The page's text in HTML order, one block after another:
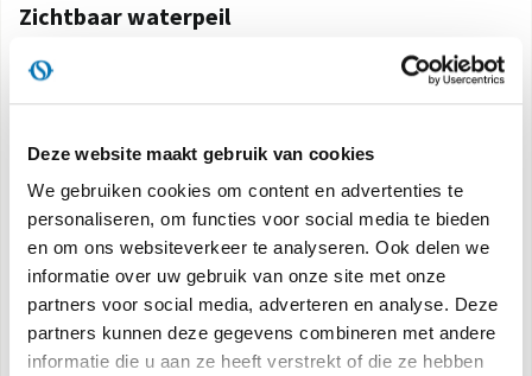
Deze website maakt gebruik van cookies
We gebruiken cookies om content en advertenties te
personaliseren, om functies voor social media te bieden
en om ons websiteverkeer te analyseren. Ook delen we
informatie over uw gebruik van onze site met onze
partners voor social media, adverteren en analyse. Deze
partners kunnen deze gegevens combineren met andere
informatie die u aan ze heeft verstrekt of die ze hebben
Zichtbaar waterpeil
Gebied om te bevochtigen:
Kenmerken
ION TECHNOLOGY
De geïntegreerde ionisator geeft negatieve ionen af
die in staat zijn de positieve ionen te neutraliseren,
waardoor er schonere en